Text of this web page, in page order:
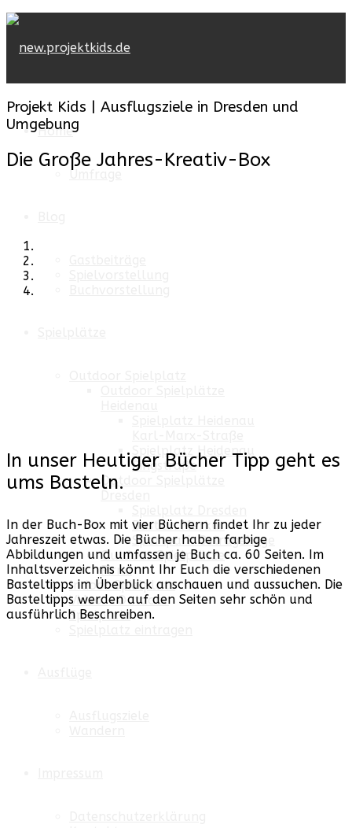
Home
Umfrage
Spielplatz Heidenau
Ringstraße
Outdoor Spielplätze
Bastion Merkur
Sportpark Ostragehege
Outdoor Spielplätze
Pirna
Indoor Spielplatz
Video - Outdoor
Spielplatz
Projekt Kids | Ausflugsziele in Dresden und
Umgebung
Die Große Jahres-Kreativ-Box
In unser Heutiger Bücher Tipp geht es
ums Basteln.
In der Buch-Box mit vier Büchern findet Ihr zu jeder
Jahreszeit etwas. Die Bücher haben farbige
Abbildungen und umfassen je Buch ca. 60 Seiten. Im
Inhaltsverzeichnis könnt Ihr Euch die verschiedenen
Basteltipps im Überblick anschauen und aussuchen. Die
Basteltipps werden auf den Seiten sehr schön und
ausführlich Beschreiben.